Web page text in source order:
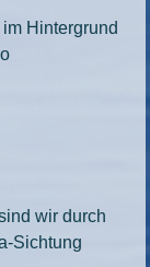
Hintergrund
wir durch
Sichtung